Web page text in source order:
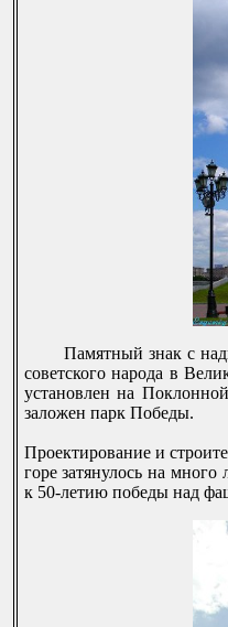
Памятный знак с
советского народа в
установлен на
заложен парк Победы.
Проектирование и
горе затянулось на
к 50-летию победы над